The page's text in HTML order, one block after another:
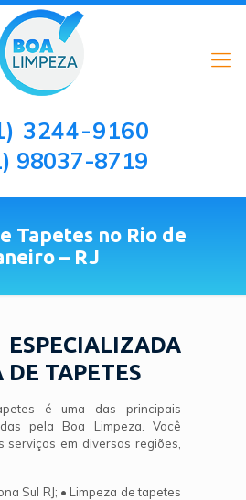
3244-9160
98037-8719
Tapetes no Rio de
– RJ
TAPETES
é uma das principais
pela Boa Limpeza. Você
serviços em diversas regiões,
Sul RJ; • Limpeza de tapetes